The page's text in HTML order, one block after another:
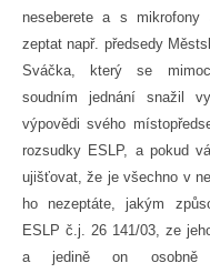
neseberete a s
zeptat např. předsedy
Sváčka, který se
soudním jednání snažil
výpovědi svého
rozsudky ESLP, a pokud
ujišťovat, že je všechno v
ho nezeptáte, jakým
ESLP č.j. 26 141/03, ze
a jedině on osobně